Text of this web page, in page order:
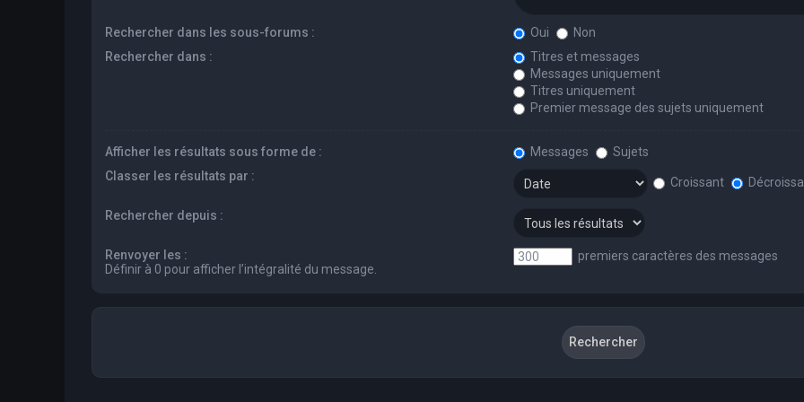
Rechercher dans les sous-forums : Oui
Non
Rechercher dans :
Titres et messages
Messages uniquement
Titres uniquement
Premier message des sujets uniquement
Afficher les résultats sous forme de : Messages
Sujets
Classer les résultats par :
Croissant
Rechercher depuis :
Renvoyer les :
Définir à 0 pour afficher l’intégralité du message.
premiers caractères des messages